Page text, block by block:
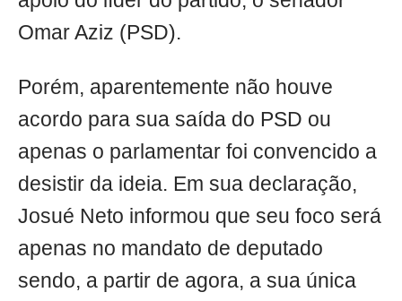
Omar Aziz (PSD).
Porém, aparentemente não houve
acordo para sua saída do PSD ou
apenas o parlamentar foi convencido a
desistir da ideia. Em sua declaração,
Josué Neto informou que seu foco será
apenas no mandato de deputado
sendo, a partir de agora, a sua única